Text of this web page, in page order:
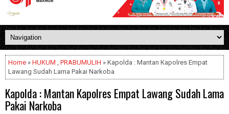
Home » HUKUM , PRABUMULIH » Kapolda : Mantan Kapolres Empat
Lawang Sudah Lama Pakai Narkoba
Kapolda : Mantan Kapolres Empat Lawang Sudah Lama
Pakai Narkoba